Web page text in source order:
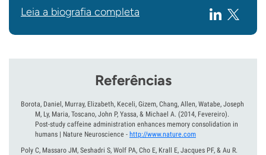
Leia a biografia completa
Referências
Borota, Daniel, Murray, Elizabeth, Keceli, Gizem, Chang, Allen, Watabe, Joseph
M, Ly, Maria, Toscano, John P, Yassa, & Michael A. (2014, Fevereiro).
Post-study caffeine administration enhances memory consolidation in
humans | Nature Neuroscience - http://www.nature.com
Poly C, Massaro JM, Seshadri S, Wolf PA, Cho E, Krall E, Jacques PF, & Au R.